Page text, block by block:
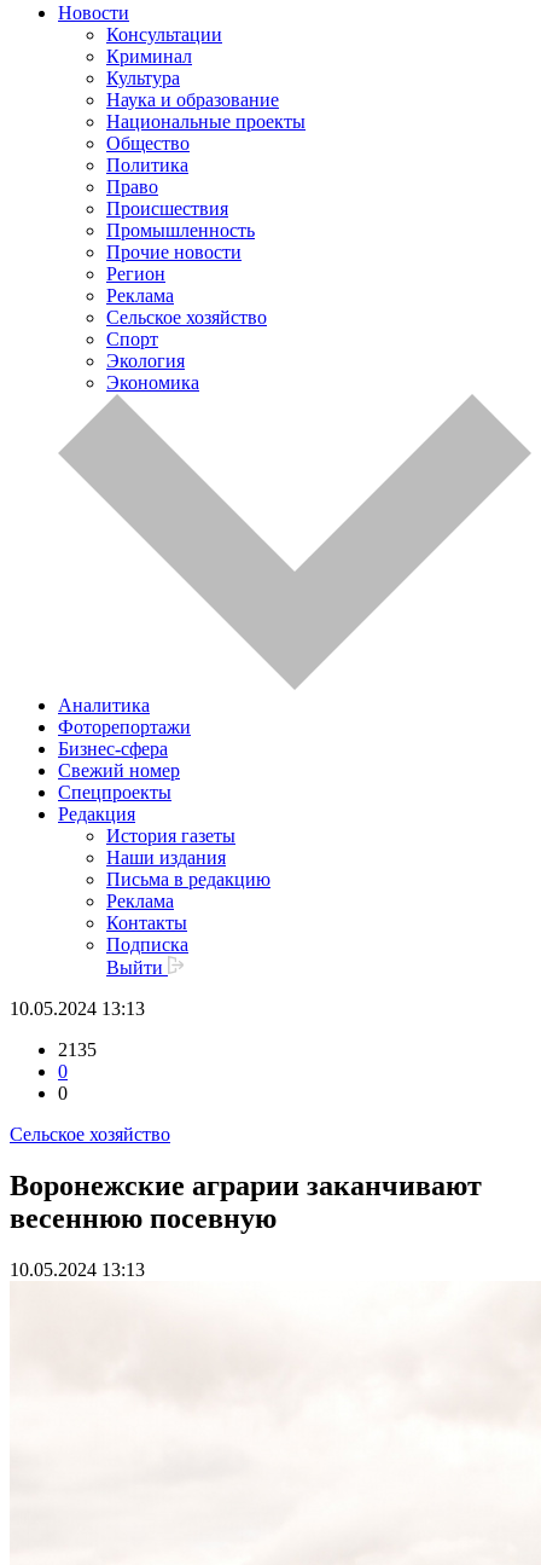
Новости
Консультации
Криминал
Культура
Наука и образование
Национальные проекты
Общество
Политика
Право
Происшествия
Промышленность
Прочие новости
Регион
Реклама
Сельское хозяйство
Спорт
Экология
Экономика
Аналитика
Фоторепортажи
Бизнес-сфера
Свежий номер
Спецпроекты
Редакция
История газеты
Наши издания
Письма в редакцию
Реклама
Контакты
Подписка
Выйти
10.05.2024 13:13
2135
0
0
Сельское хозяйство
Воронежские аграрии заканчивают
весеннюю посевную
10.05.2024 13:13